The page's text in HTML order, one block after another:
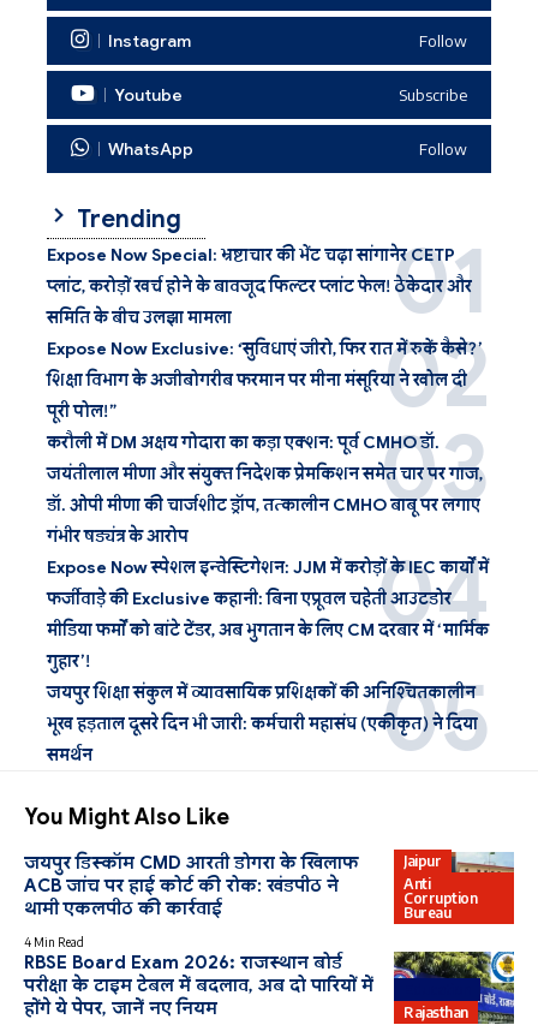
Instagram Follow
Youtube Subscribe
WhatsApp Follow
Trending
Expose Now Special: भ्रष्टाचार की भेंट चढ़ा सांगानेर CETP
प्लांट, करोड़ों खर्च होने के बावजूद फिल्टर प्लांट फेल! ठेकेदार और
समिति के बीच उलझा मामला
Expose Now Exclusive: ‘सुविधाएं जीरो, फिर रात में रुकें कैसे?’
शिक्षा विभाग के अजीबोगरीब फरमान पर मीना मंसूरिया ने खोल दी
पूरी पोल!”
करौली में DM अक्षय गोदारा का कड़ा एक्शन: पूर्व CMHO डॉ.
जयंतीलाल मीणा और संयुक्त निदेशक प्रेमकिशन समेत चार पर गाज,
डॉ. ओपी मीणा की चार्जशीट ड्रॉप, तत्कालीन CMHO बाबू पर लगाए
गंभीर षड्यंत्र के आरोप
Expose Now स्पेशल इन्वेस्टिगेशन: JJM में करोड़ों के IEC कार्यों में
फर्जीवाड़े की Exclusive कहानी: बिना एप्रूवल चहेती आउटडोर
मीडिया फर्मों को बांटे टेंडर, अब भुगतान के लिए CM दरबार में ‘मार्मिक
गुहार’!
जयपुर शिक्षा संकुल में व्यावसायिक प्रशिक्षकों की अनिश्चितकालीन
भूख हड़ताल दूसरे दिन भी जारी: कर्मचारी महासंघ (एकीकृत) ने दिया
समर्थन
You Might Also Like
Jaipur
Anti
Corruption
Bureau
जयपुर डिस्कॉम CMD आरती डोगरा के खिलाफ
ACB जांच पर हाई कोर्ट की रोक: खंडपीठ ने
थामी एकलपीठ की कार्रवाई
4 Min Read
Rajasthan
RBSE Board Exam 2026: राजस्थान बोर्ड
परीक्षा के टाइम टेबल में बदलाव, अब दो पारियों में
होंगे ये पेपर, जानें नए नियम